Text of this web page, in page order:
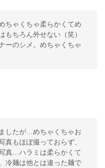
ちゃくちゃ柔らかくてめ
もちろん外せない（笑）
ーのシメ。めちゃくちゃ
したが…めちゃくちゃお
真もほぼ撮っておらず、
真…ハラミは柔らかくて
冷麺は他とは違った麺で